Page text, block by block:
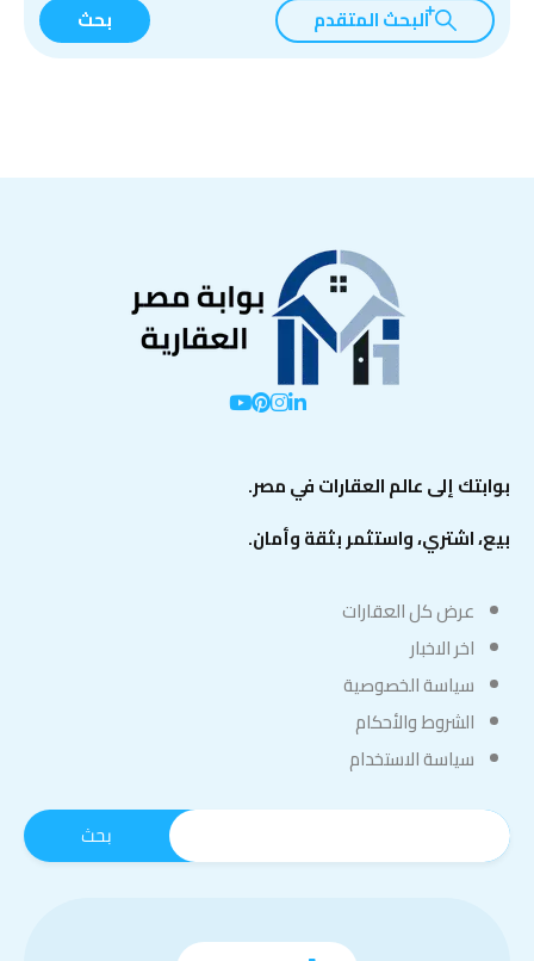
البحث المتقدم بحث
بوابتك إلى عالم العقارات في مصر.
بيع، اشتري، واستثمر بثقة وأمان.
عرض كل العقارات
اخر الاخبار
سياسة الخصوصية
الشروط والأحكام
سياسة الاستخدام